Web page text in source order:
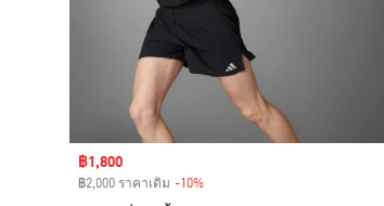
Sale price
฿1,800
฿2,000 ราคาเดิม -10%